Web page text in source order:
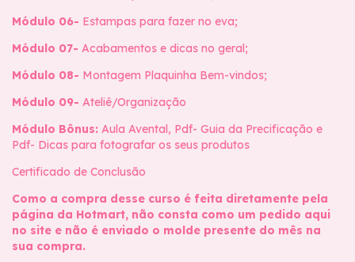
Módulo 06- Estampas para fazer no eva;
Módulo 07- Acabamentos e dicas no geral;
Módulo 08- Montagem Plaquinha Bem-vindos;
Módulo 09- Ateliê/Organização
Módulo Bônus: Aula Avental, Pdf- Guia da Precificação e
Pdf- Dicas para fotografar os seus produtos
Certificado de Conclusão
Como a compra desse curso é feita diretamente pela
página da Hotmart, não consta como um pedido aqui
no site e não é enviado o molde presente do mês na
sua compra.